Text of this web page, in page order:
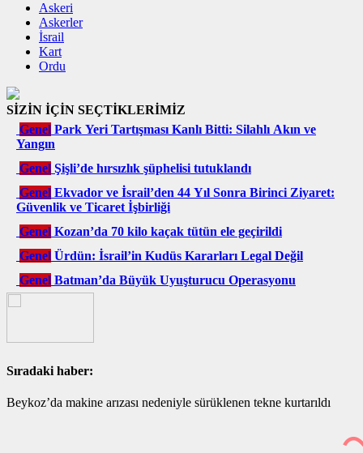
Askeri
Askerler
İsrail
Kart
Ordu
SİZİN İÇİN SEÇTİKLERİMİZ
Genel Park Yeri Tartışması Kanlı Bitti: Silahlı Akın ve
Yangın
Genel Şişli’de hırsızlık şüphelisi tutuklandı
Genel Ekvador ve İsrail’den 44 Yıl Sonra Birinci Ziyaret:
Güvenlik ve Ticaret İşbirliği
Genel Kozan’da 70 kilo kaçak tütün ele geçirildi
Genel Ürdün: İsrail’in Kudüs Kararları Legal Değil
Genel Batman’da Büyük Uyuşturucu Operasyonu
Sıradaki haber:
Beykoz’da makine arızası nedeniyle sürüklenen tekne kurtarıldı